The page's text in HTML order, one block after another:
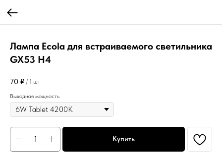
Лампа Ecola для встраиваемого светильника
GX53 H4
70 ₽ / 1 шт
Выходная мощность
Купить